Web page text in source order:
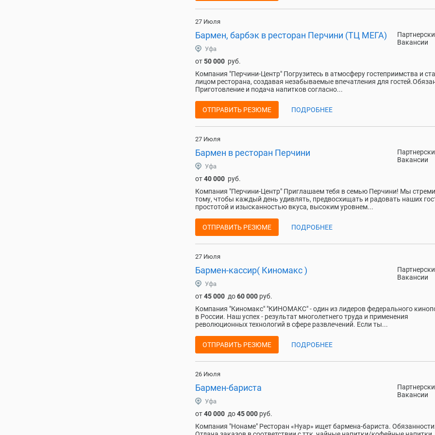
27 Июля
Вакансии
Бармен, барбэк в ресторан Перчини (ТЦ МЕГА)
Уфа
от50 000 руб.
Компания "Перчини-Центр" Погрузитесь в атмосферу гостеприимства и
лицом ресторана, создавая незабываемые впечатления для
Приготовление и подача напитков согласно...
ОТПРАВИТЬ РЕЗЮМЕ ПОДРОБНЕЕ
27 Июля
Вакансии
Бармен в ресторан Перчини
Уфа
от40 000 руб.
Компания "Перчини-Центр" Приглашаем тебя в семью Перчини! Мы
тому, чтобы каждый день удивлять, предвосхищать и радовать наших
простотой и изысканностью вкуса, высоким уровнем...
ОТПРАВИТЬ РЕЗЮМЕ ПОДРОБНЕЕ
27 Июля
Вакансии
Бармен-кассир( Киномакс )
Уфа
от45 000 до60 000 руб.
Компания "Киномакс" "КИНОМАКС" - один из лидеров федерального
в России. Наш успех - результат многолетнего труда и применения
революционных технологий в сфере развлечений. Если ты...
ОТПРАВИТЬ РЕЗЮМЕ ПОДРОБНЕЕ
26 Июля
Вакансии
Бармен-бариста
Уфа
от40 000 до45 000 руб.
Компания "Нонаме" Ресторан «Нуар» ищет бармена-бариста.